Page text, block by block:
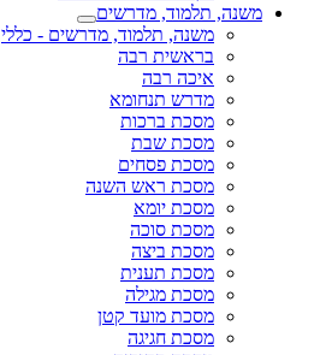
משנה, תלמוד, מדרשים
משנה, תלמוד, מדרשים - כללי
בראשית רבה
איכה רבה
מדרש תנחומא
מסכת ברכות
מסכת שבת
מסכת פסחים
מסכת ראש השנה
מסכת יומא
מסכת סוכה
מסכת ביצה
מסכת תענית
מסכת מגילה
מסכת מועד קטן
מסכת חגיגה